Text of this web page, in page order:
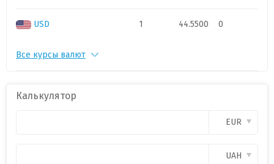
USD 1 44.5500 0
PLN
Все курсы валют
Калькулятор
EUR
UAH